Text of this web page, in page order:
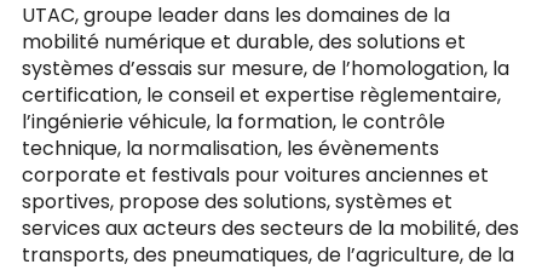
UTAC, groupe leader dans les domaines de la
mobilité numérique et durable, des solutions et
systèmes d’essais sur mesure, de l’homologation, la
certification, le conseil et expertise règlementaire,
l’ingénierie véhicule, la formation, le contrôle
technique, la normalisation, les évènements
corporate et festivals pour voitures anciennes et
sportives, propose des solutions, systèmes et
services aux acteurs des secteurs de la mobilité, des
transports, des pneumatiques, de l’agriculture, de la